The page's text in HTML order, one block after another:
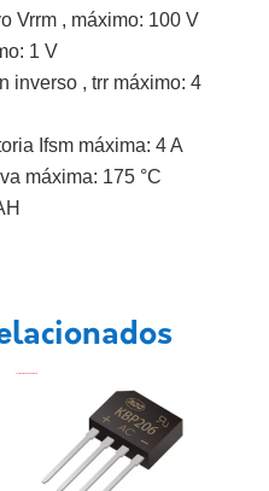
Vrrm , máximo: 100 V
1 V
inverso , trr máximo: 4
Ifsm máxima: 4 A
máxima: 175 °C